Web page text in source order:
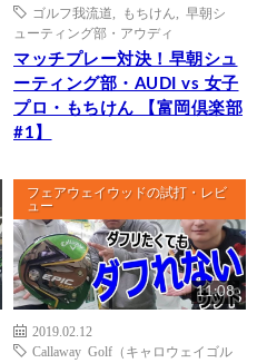
ゴルフ我流道
もちけん
早朝シ
ューティング部・アウディ
マッチプレー対決！早朝シュ
ーティング部・AUDI vs 女子
プロ・もちけん 【富岡倶楽部
#1】
フェアウェイウッドの試打・レビ
ュー
11:08
2019.02.12
Callaway Golf（キャロウェイゴル